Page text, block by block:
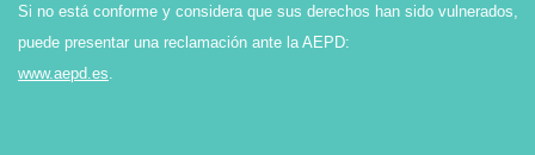
Si no está conforme y considera que sus derechos han sido vulnerados,
puede presentar una reclamación ante la AEPD:
www.aepd.es